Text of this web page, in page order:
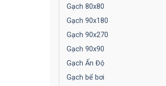
Gạch 80x80
Gạch 90x180
Gạch 90x270
Gạch 90x90
Gạch Ấn Độ
Gạch bể bơi